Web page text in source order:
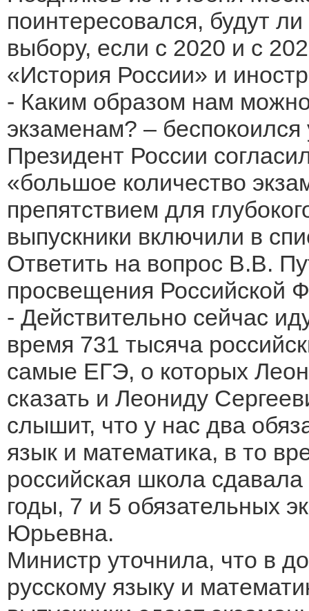
поинтересовался, будут
выбору, если с 2020 и с
«История России» и
- Каким образом нам
экзаменам? – беспокоился
Президент России
«большое количество
препятствием для
выпускники включили в
Ответить на вопрос В.В.
просвещения Российской
- Действительно сейчас
время 731 тысяча
самые ЕГЭ, о которых
сказать и Леониду
слышит, что у нас два
язык и математика, в то
российская школа
годы, 7 и 5 обязательных
Юрьевна.
Министр уточнила, что в
русскому языку и